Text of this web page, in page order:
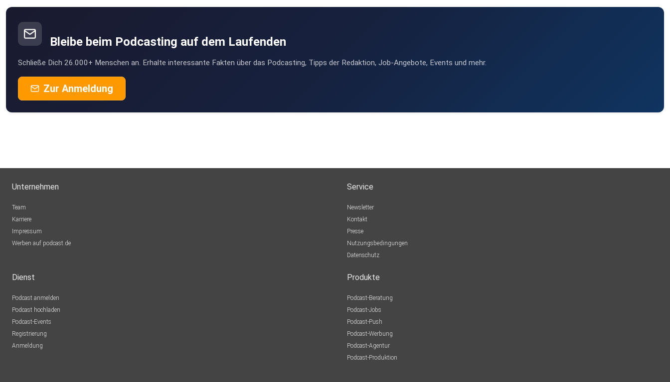
Bleibe beim Podcasting auf dem Laufenden
Schließe Dich 26.000+ Menschen an. Erhalte interessante Fakten über das Podcasting, Tipps der Redaktion, Job-Angebote, Events und mehr.
Zur Anmeldung
Unternehmen
Team
Karriere
Impressum
Werben auf podcast.de
Service
Newsletter
Kontakt
Presse
Nutzungsbedingungen
Datenschutz
Dienst
Podcast anmelden
Podcast hochladen
Podcast-Events
Registrierung
Anmeldung
Produkte
Podcast-Beratung
Podcast-Jobs
Podcast-Push
Podcast-Werbung
Podcast-Agentur
Podcast-Produktion